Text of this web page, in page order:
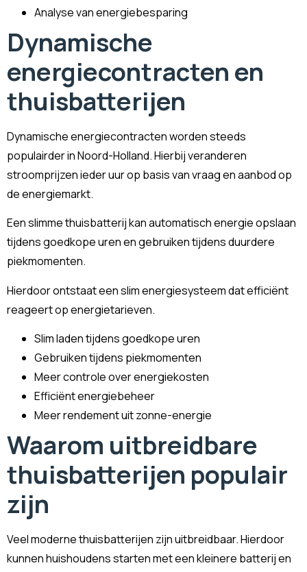
Analyse van energiebesparing
Dynamische
energiecontracten en
thuisbatterijen
Dynamische energiecontracten worden steeds
populairder in Noord-Holland. Hierbij veranderen
stroomprijzen ieder uur op basis van vraag en aanbod op
de energiemarkt.
Een slimme thuisbatterij kan automatisch energie opslaan
tijdens goedkope uren en gebruiken tijdens duurdere
piekmomenten.
Hierdoor ontstaat een slim energiesysteem dat efficiënt
reageert op energietarieven.
Slim laden tijdens goedkope uren
Gebruiken tijdens piekmomenten
Meer controle over energiekosten
Efficiënt energiebeheer
Meer rendement uit zonne-energie
Waarom uitbreidbare
thuisbatterijen populair
zijn
Veel moderne thuisbatterijen zijn uitbreidbaar. Hierdoor
kunnen huishoudens starten met een kleinere batterij en